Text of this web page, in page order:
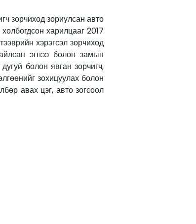
зорчиход зориулсан авто
харилцааг 2017
хэрэгсэл зорчиход
эгнээ болон замын
болон явган зорчигч,
зохицуулах болон
авах цэг, авто зогсоол